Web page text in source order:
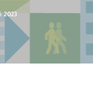
2023